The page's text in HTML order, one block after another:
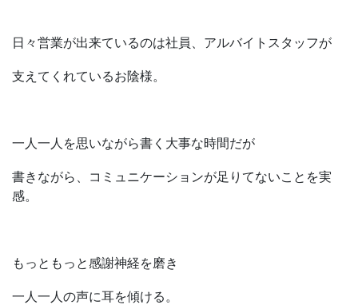
日々営業が出来ているのは社員、アルバイトスタッフが
支えてくれているお陰様。
一人一人を思いながら書く大事な時間だが
書きながら、コミュニケーションが足りてないことを実
感。
もっともっと感謝神経を磨き
一人一人の声に耳を傾ける。